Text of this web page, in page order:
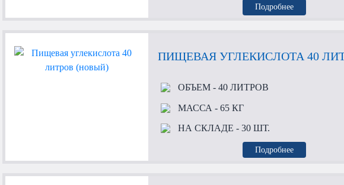
Подробнее
ПИЩЕВАЯ УГЛЕКИСЛОТА 40
ОБЪЕМ- 40 ЛИТРОВ
МАССА - 65 КГ
НА СКЛАДЕ - 30 ШТ.
Подробнее